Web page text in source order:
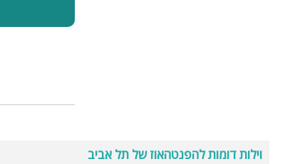
וילות דומות להפנטהאוז של תל אביב